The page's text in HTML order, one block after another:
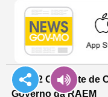
© 2022 Gabinete de
Governo da RAEM